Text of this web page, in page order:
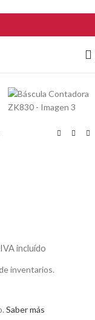
IVA incluído
inventarios.
Saber más